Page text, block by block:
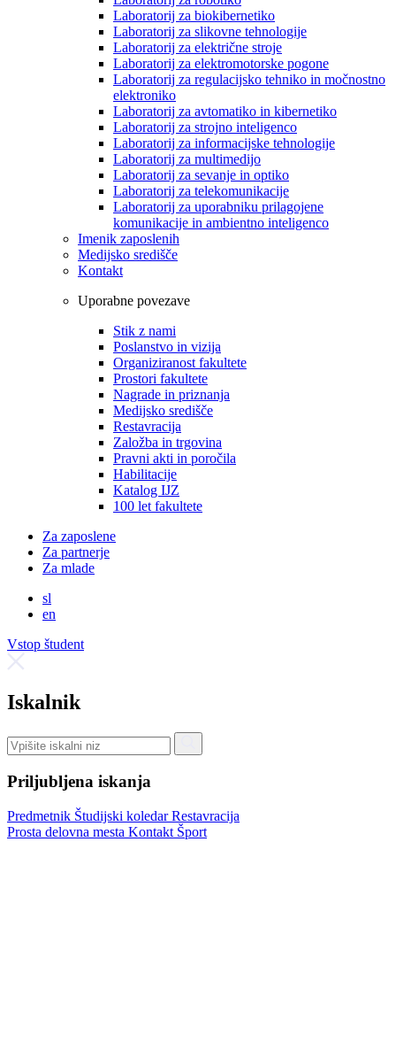
Laboratorij za biokibernetiko
Laboratorij za slikovne tehnologije
Laboratorij za električne stroje
Laboratorij za elektromotorske pogone
Laboratorij za regulacijsko tehniko in močnostno
elektroniko
Laboratorij za avtomatiko in kibernetiko
Laboratorij za strojno inteligenco
Laboratorij za informacijske tehnologije
Laboratorij za multimedijo
Laboratorij za sevanje in optiko
Laboratorij za telekomunikacije
Laboratorij za uporabniku prilagojene
komunikacije in ambientno inteligenco
Imenik zaposlenih
Medijsko središče
Kontakt
Uporabne povezave
Stik z nami
Poslanstvo in vizija
Organiziranost fakultete
Prostori fakultete
Nagrade in priznanja
Medijsko središče
Restavracija
Založba in trgovina
Pravni akti in poročila
Habilitacije
Katalog IJZ
100 let fakultete
Za zaposlene
Za partnerje
Za mlade
sl
en
Vstop študent
Iskalnik
Priljubljena iskanja
Predmetnik Študijski koledarRestavracija
Prosta delovna mesta Kontakt Šport